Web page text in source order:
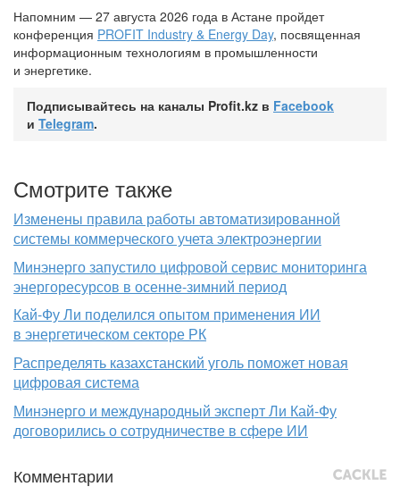
Напомним — 27 августа 2026 года в Астане пройдет
конференция PROFIT Industry & Energy Day, посвященная
информационным технологиям в промышленности
и энергетике.
Подписывайтесь на каналы Profit.kz в Facebook
и Telegram.
Смотрите также
Изменены правила работы автоматизированной
системы коммерческого учета электроэнергии
Минэнерго запустило цифровой сервис мониторинга
энергоресурсов в осенне-зимний период
Кай-Фу Ли поделился опытом применения ИИ
в энергетическом секторе РК
Распределять казахстанский уголь поможет новая
цифровая система
Минэнерго и международный эксперт Ли Кай-Фу
договорились о сотрудничестве в сфере ИИ
Комментарии